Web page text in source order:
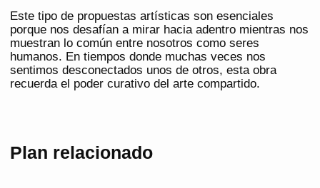
Este tipo de propuestas artísticas son esenciales
porque nos desafían a mirar hacia adentro mientras nos
muestran lo común entre nosotros como seres
humanos. En tiempos donde muchas veces nos
sentimos desconectados unos de otros, esta obra
recuerda el poder curativo del arte compartido.
Plan relacionado